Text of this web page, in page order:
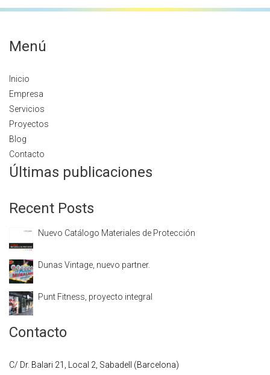
Menú
Inicio
Empresa
Servicios
Proyectos
Blog
Contacto
Últimas publicaciones
Recent Posts
Nuevo Catálogo Materiales de Protección
Dunas Vintage, nuevo partner.
Punt Fitness, proyecto integral
Contacto
C/ Dr. Balari 21, Local 2, Sabadell (Barcelona)